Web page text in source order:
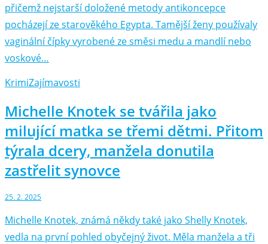
přičemž nejstarší doložené metody antikoncepce
pocházejí ze starověkého Egypta. Tamější ženy používaly
vaginální čípky vyrobené ze směsi medu a mandlí nebo
voskové…
KrimiZajímavosti
Michelle Knotek se tvářila jako
milující matka se třemi dětmi. Přitom
týrala dcery, manžela donutila
zastřelit synovce
25. 2. 2025
Michelle Knotek, známá někdy také jako Shelly Knotek,
vedla na první pohled obyčejný život. Měla manžela a tři